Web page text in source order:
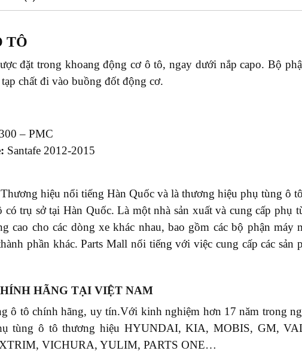
TÔ
đặt trong khoang động cơ ô tô, ngay dưới nắp capo. Bộ
chất đi vào buồng đốt động cơ.
– PMC
Santafe 2012-2015
hiệu nổi tiếng Hàn Quốc và là thương hiệu phụ tùng ô
trụ sở tại Hàn Quốc. Là một nhà sản xuất và cung cấp phụ
cao cho các dòng xe khác nhau, bao gồm các bộ phận máy
phần khác. Parts Mall nổi tiếng với việc cung cấp các sản
HÃNG TẠI VIỆT NAM
ô tô chính hãng, uy tín.Với kinh nghiệm hơn 17 năm trong
tùng ô tô thương hiệu HYUNDAI, KIA, MOBIS, GM,
VICHURA, YULIM, PARTS ONE…